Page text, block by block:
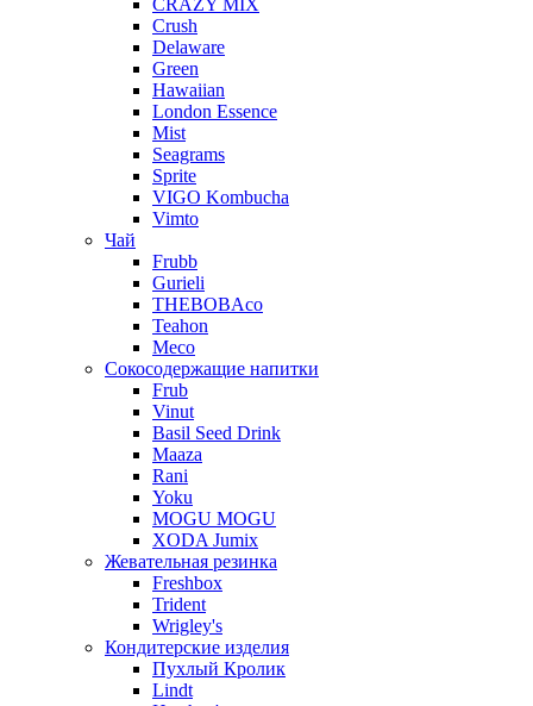
CRAZY MIX
Crush
Delaware
Green
Hawaiian
London Essence
Mist
Seagrams
Sprite
VIGO Kombucha
Vimto
Чай
Frubb
Gurieli
THEBOBAco
Teahon
Meco
Сокосодержащие напитки
Frub
Vinut
Basil Seed Drink
Maaza
Rani
Yoku
MOGU MOGU
XODA Jumix
Жевательная резинка
Freshbox
Trident
Wrigley's
Кондитерские изделия
Пухлый Кролик
Lindt